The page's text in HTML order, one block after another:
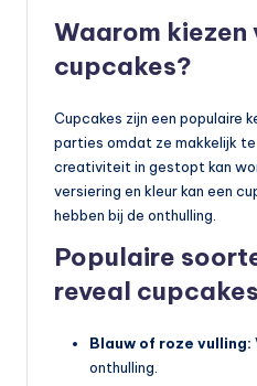
Waarom kiezen
cupcakes?
Cupcakes zijn een populaire
parties omdat ze makkelijk te
creativiteit in gestopt kan
versiering en kleur kan een
hebben bij de onthulling.
Populaire
reveal cupcakes
Blauw of roze vulling:
onthulling.